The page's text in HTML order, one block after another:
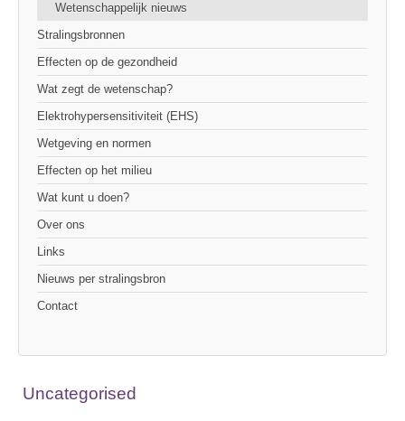
Wetenschappelijk nieuws
Stralingsbronnen
Effecten op de gezondheid
Wat zegt de wetenschap?
Elektrohypersensitiviteit (EHS)
Wetgeving en normen
Effecten op het milieu
Wat kunt u doen?
Over ons
Links
Nieuws per stralingsbron
Contact
Uncategorised